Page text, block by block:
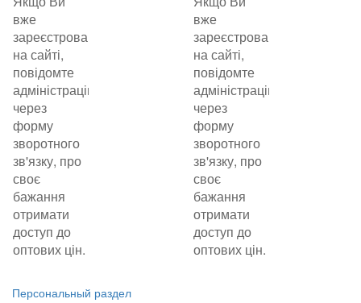
вже
зареєстровані
на сайті,
повідомте
адміністрацію
через
форму
зворотного
зв'язку, про
своє
бажання
отримати
доступ до
оптових цін.
вже
зареєстровані
на сайті,
повідомте
адміністрацію
через
форму
зворотного
зв'язку, про
своє
бажання
отримати
доступ до
оптових цін.
Персональный раздел